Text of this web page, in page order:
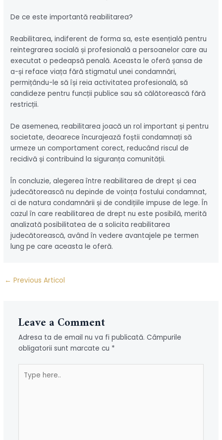
De ce este importantă reabilitarea?
Reabilitarea, indiferent de forma sa, este esențială pentru
reintegrarea socială și profesională a persoanelor care au
executat o pedeapsă penală. Aceasta le oferă șansa de
a-și reface viața fără stigmatul unei condamnări,
permițându-le să își reia activitatea profesională, să
candideze pentru funcții publice sau să călătorească fără
restricții.
De asemenea, reabilitarea joacă un rol important și pentru
societate, deoarece încurajează foștii condamnați să
urmeze un comportament corect, reducând riscul de
recidivă și contribuind la siguranța comunității.
În concluzie, alegerea între reabilitarea de drept și cea
judecătorească nu depinde de voința fostului condamnat,
ci de natura condamnării și de condițiile impuse de lege. În
cazul în care reabilitarea de drept nu este posibilă, merită
analizată posibilitatea de a solicita reabilitarea
judecătorească, având în vedere avantajele pe termen
lung pe care aceasta le oferă.
Post
← Previous Articol
Leave a Comment
Adresa ta de email nu va fi publicată. Câmpurile
obligatorii sunt marcate cu *
here..